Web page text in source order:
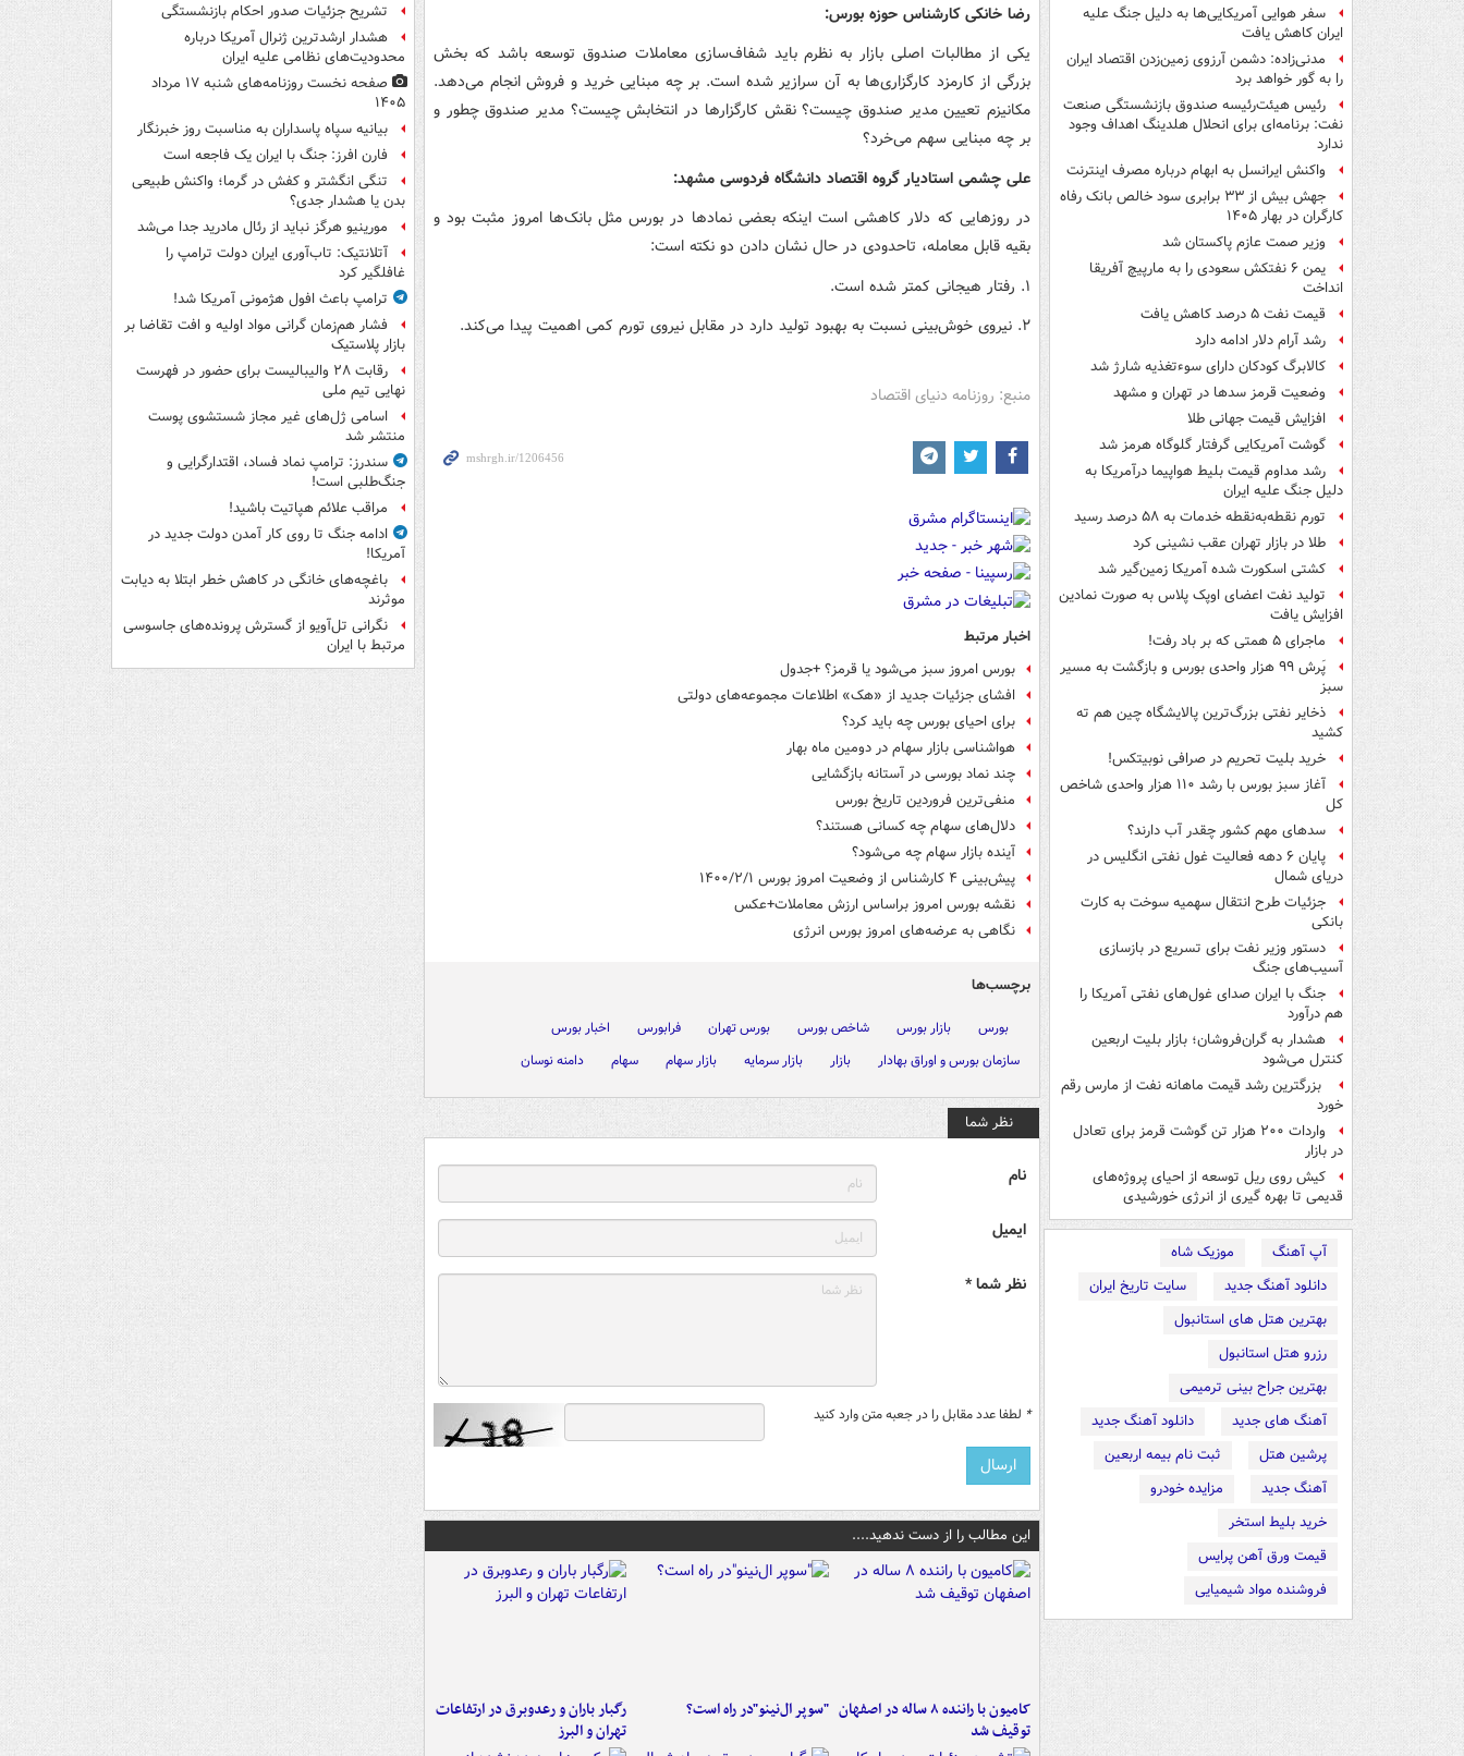
سفر هوایی آمریکایی‌ها به دلیل جنگ علیه
ایران کاهش یافت
مدنی‌زاده: دشمن آرزوی زمین‌زدن اقتصاد ایران
را به گور خواهد برد
رئیس هیئت‌رئیسه صندوق بازنشستگی صنعت
نفت: برنامه‌ای برای انحلال هلدینگ اهداف وجود
ندارد
واکنش ایرانسل به ابهام درباره مصرف اینترنت
جهش بیش از ۳۳ برابری سود خالص بانک رفاه
کارگران در بهار ۱۴۰۵
وزیر صمت عازم پاکستان شد
یمن ۶ نفتکش سعودی را به مارپیچ آفریقا
انداخت
قیمت نفت ۵ درصد کاهش یافت
رشد آرام دلار ادامه دارد
کالابرگ کودکان دارای سوءتغذیه شارژ شد
وضعیت قرمز سدها در تهران و مشهد
افزایش قیمت جهانی طلا
گوشت آمریکایی گرفتار گلوگاه هرمز شد
رشد مداوم قیمت بلیط هواپیما درآمریکا به
دلیل جنگ علیه ایران
تورم نقطه‌به‌نقطه خدمات به ۵۸ درصد رسید
طلا در بازار تهران عقب نشینی کرد
کشتی اسکورت شده آمریکا زمین‌گیر شد
تولید نفت اعضای اوپک پلاس به صورت نمادین
افزایش یافت
ماجرای ۵ همتی که بر باد رفت!
پَرش ۹۹ هزار واحدی بورس و بازگشت به مسیر
سبز
ذخایر نفتی بزرگ‌ترین پالایشگاه چین هم ته
کشید
خرید بلیت تحریم در صرافی نوبیتکس!
آغاز سبز بورس با رشد ۱۱۰ هزار واحدی شاخص
کل
سدهای مهم کشور چقدر آب دارند؟
پایان ۶ دهه فعالیت غول نفتی انگلیس در
دریای شمال
جزئیات طرح انتقال سهمیه سوخت به کارت
بانکی
دستور وزیر نفت برای تسریع در بازسازی
آسیب‌های جنگ
جنگ با ایران صدای غول‌های نفتی آمریکا را
هم درآورد
هشدار به گران‌فروشان؛ بازار بلیت اربعین
کنترل می‌شود
بزرگترین رشد قیمت ماهانه نفت از مارس رقم
خورد
واردات ۲۰۰ هزار تن گوشت قرمز برای تعادل
در بازار
کیش روی ریل توسعه از احیای پروژه‌های
قدیمی تا بهره گیری از انرژی خورشیدی
آپ آهنگ
موزیک شاه
دانلود آهنگ جدید
سایت تاریخ ایران
بهترین هتل های استانبول
رزرو هتل استانبول
بهترین جراح بینی ترمیمی
آهنگ های جدید
دانلود آهنگ جدید
پرشین هتل
ثبت نام بیمه اربعین
آهنگ جدید
مزایده خودرو
خرید بلیط استخر
قیمت ورق آهن پرایس
فروشنده مواد شیمیایی
رضا خانکی کارشناس حوزه بورس:
یکی از مطالبات اصلی بازار به نظرم باید شفاف‌سازی معاملات صندوق توسعه باشد که بخش
بزرگی از کارمزد کارگزاری‌ها به آن سرازیر شده است. بر چه مبنایی خرید و فروش انجام می‌دهد.
مکانیزم تعیین مدیر صندوق چیست؟ نقش کارگزارها در انتخابش چیست؟ مدیر صندوق چطور و
بر چه مبنایی سهم می‌خرد؟
علی چشمی استادیار گروه اقتصاد دانشگاه فردوسی مشهد:
در روزهایی که دلار کاهشی است اینکه بعضی نمادها در بورس مثل بانک‌ها امروز مثبت بود و
بقیه قابل معامله، تاحدودی در حال نشان دادن دو نکته است:
۱. رفتار هیجانی کمتر شده است.
۲. نیروی خوش‌بینی نسبت به بهبود تولید دارد در مقابل نیروی تورم کمی اهمیت پیدا می‌کند.
منبع: روزنامه دنیای اقتصاد
اخبار مرتبط
بورس امروز سبز می‌شود یا قرمز؟ +جدول
افشای جزئیات جدید از «هک» اطلاعات مجموعه‌های دولتی
برای احیای بورس چه باید کرد؟
هواشناسی بازار سهام در دومین ماه بهار
چند نماد بورسی در آستانه بازگشایی
منفی‌ترین فروردین تاریخ بورس
دلال‌های سهام چه کسانی هستند؟
آینده بازار سهام چه می‌شود؟
پیش‌بینی ۴ کارشناس از وضعیت امروز بورس ۱۴۰۰/۲/۱
نقشه بورس امروز براساس ارزش معاملات+عکس
نگاهی به عرضه‌های امروز بورس انرژی
برچسب‌ها
بورس بازار بورس شاخص بورس بورس تهران فرابورس
اخبار بورس
سازمان بورس و اوراق بهادار
بازار بازار سرمایه بازار سهام سهام دامنه نوسان
نظر شما
نام
ایمیل
نظر شما *
* لطفا عدد مقابل را در جعبه متن وارد کنید
این مطالب را از دست ندهید....
کامیون با راننده ۸ ساله در اصفهان
توقیف شد
"سوپر ال‌نینو"در راه است؟
رگبار باران و رعدوبرق در ارتفاعات
تهران و البرز
تشریح جزئیات صدور احکام بازنشستگی
هشدار ارشدترین ژنرال آمریکا درباره
محدودیت‌های نظامی علیه ایران
صفحه نخست روزنامه‌های شنبه ۱۷ مرداد
۱۴۰۵
بیانیه سپاه پاسداران به مناسبت روز خبرنگار
فارن افرز: جنگ با ایران یک فاجعه است
تنگی انگشتر و کفش در گرما؛ واکنش طبیعی
بدن یا هشدار جدی؟
مورینیو هرگز نباید از رئال مادرید جدا می‌شد
آتلانتیک: تاب‌آوری ایران دولت ترامپ را
غافلگیر کرد
ترامپ باعث افول هژمونی آمریکا شد!
فشار هم‌زمان گرانی مواد اولیه و افت تقاضا بر
بازار پلاستیک
رقابت ۲۸ والیبالیست برای حضور در فهرست
نهایی تیم ملی
اسامی ژل‌های غیر مجاز شستشوی پوست
منتشر شد
سندرز: ترامپ نماد فساد، اقتدارگرایی و
جنگ‌طلبی است!
مراقب علائم هپاتیت باشید!
ادامه جنگ تا روی کار آمدن دولت جدید در
آمریکا!
باغچه‌های خانگی در کاهش خطر ابتلا به دیابت
موثرند
نگرانی تل‌آویو از گسترش پرونده‌های جاسوسی
مرتبط با ایران